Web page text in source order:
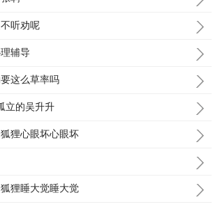
听劝呢
辅导
这么草率吗
立的吴升升
狸心眼坏心眼坏
狸睡大觉睡大觉